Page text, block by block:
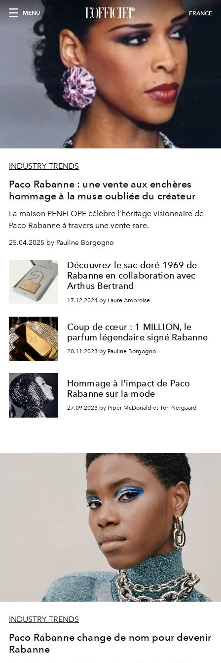
MENU FRANCE
INDUSTRY TRENDS
Paco Rabanne : une vente aux enchères
hommage à la muse oubliée du créateur
La maison PENELOPE célèbre l’héritage visionnaire de
Paco Rabanne à travers une vente rare.
25.04.2025 by Pauline Borgogno
Découvrez le sac doré 1969 de
Rabanne en collaboration avec
Arthus Bertrand
17.12.2024 by Laure Ambroise
Coup de cœur : 1 MILLION, le
parfum légendaire signé Rabanne
20.11.2023 by Pauline Borgogno
Hommage à l'impact de Paco
Rabanne sur la mode
27.09.2023 by Piper McDonald et Tori Nergaard
INDUSTRY TRENDS
Paco Rabanne change de nom pour devenir
Rabanne